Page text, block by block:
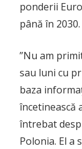
ponderii
până în 2030.
”Nu am
sau luni cu
baza
încetinească
întrebat
Polonia. El a